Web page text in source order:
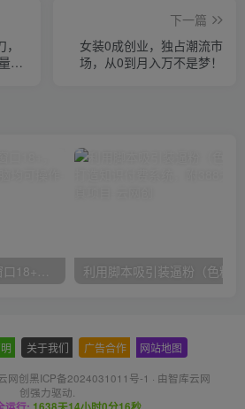
无
下一篇
女装0成创业，独占潮流市
场，从0到月入万不是梦！
无脑全自动挂机，单窗口18+，可挂100+窗口，手机电脑均可操作
关于我们 广告合作 网站地图
网创黑ICP备2024031011号-1 · 由智库云网
创强力驱动.